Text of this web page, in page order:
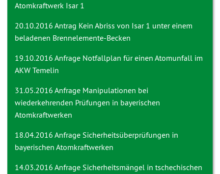
Atomkraftwerk Isar 1
20.10.2016 Antrag Kein Abriss von Isar 1 unter einem
beladenen Brennelemente-Becken
19.10.2016 Anfrage Notfallplan für einen Atomunfall im
AKW Temelin
31.05.2016 Anfrage Manipulationen bei
wiederkehrenden Prüfungen in bayerischen
Atomkraftwerken
18.04.2016 Anfrage Sicherheitsüberprüfungen in
bayerischen Atomkraftwerken
14.03.2016 Anfrage Sicherheitsmängel in tschechischen